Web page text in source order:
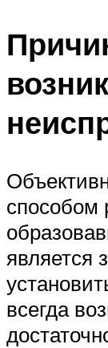
способом
является
всегда